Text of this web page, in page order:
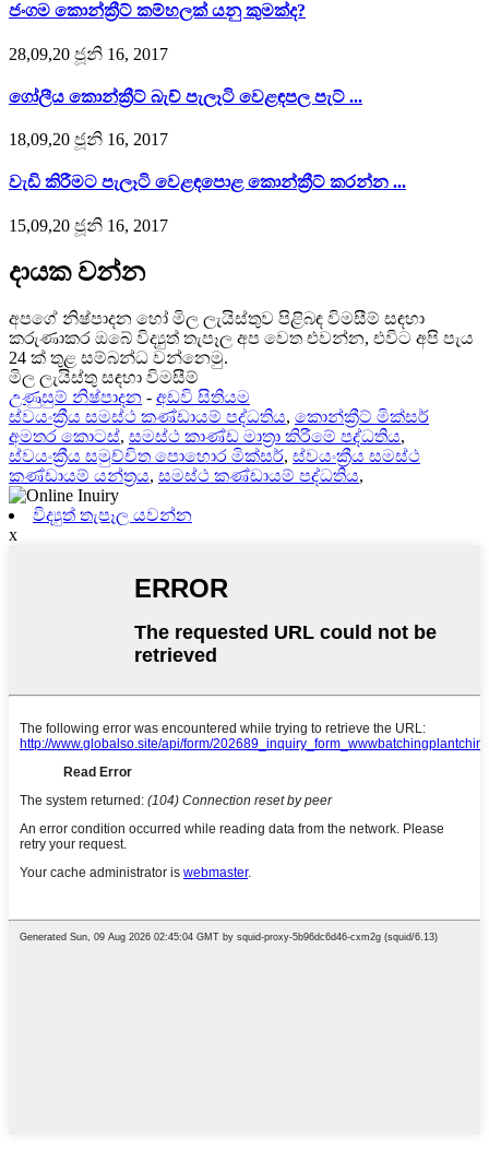
ජංගම කොන්ක්‍රීට් කම්හලක් යනු කුමක්ද?
28,09,20 ජූනි 16, 2017
ගෝලීය කොන්ක්‍රීට් බැච් පැලෑටි වෙළඳපල පැට් ...
18,09,20 ජූනි 16, 2017
වැඩි කිරීමට පැලෑටි වෙළඳපොළ කොන්ක්‍රීට් කරන්න ...
15,09,20 ජූනි 16, 2017
දායක වන්න
අපගේ නිෂ්පාදන හෝ මිල ලැයිස්තුව පිළිබඳ විමසීම් සඳහා
කරුණාකර ඔබේ විද්‍යුත් තැපෑල අප වෙත එවන්න, එවිට අපි පැය
24 ක් තුළ සම්බන්ධ වන්නෙමු.
මිල ලැයිස්තු සඳහා විමසීම්
උණුසුම් නිෂ්පාදන - අඩවි සිතියම
ස්වයංක්‍රීය සමස්ථ කණ්ඩායම් පද්ධතිය, කොන්ක්‍රීට් මික්සර්
අමතර කොටස්, සමස්ථ කාණ්ඩ මාත්‍රා කිරීමේ පද්ධතිය,
ස්වයංක්‍රීය සමුච්චිත පොහොර මික්සර්, ස්වයංක්‍රීය සමස්ථ
කණ්ඩායම් යන්ත්‍රය, සමස්ථ කණ්ඩායම් පද්ධතිය,
විද්‍යුත් තැපෑල යවන්න
x